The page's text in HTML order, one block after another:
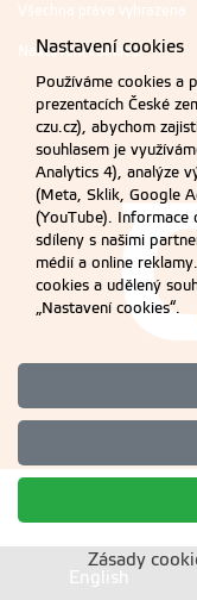
Všechna práva vyhrazena
Nastavení cookies
English
Nastavení cookies
Používáme cookies a
prezentacích České
czu.cz), abychom
souhlasem je
Analytics 4), analýze
(Meta, Sklik, Google
(YouTube).
sdíleny s našimi
médií a online
cookies a udělený
„Nastavení cookies“.
Zásady